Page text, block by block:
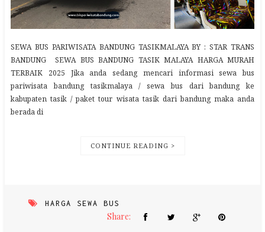
SEWA BUS PARIWISATA BANDUNG TASIKMALAYA BY : STAR TRANS
BANDUNG SEWA BUS BANDUNG TASIK MALAYA HARGA MURAH
TERBAIK 2025 Jika anda sedang mencari informasi sewa bus
pariwisata bandung tasikmalaya / sewa bus dari bandung ke
kabupaten tasik / paket tour wisata tasik dari bandung maka anda
berada di
CONTINUE READING >
HARGA SEWA BUS
Share: